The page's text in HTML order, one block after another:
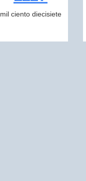
mil ciento diecisiete